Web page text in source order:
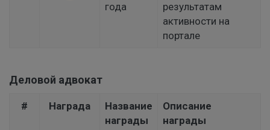
года
результатам
активности на
портале
Деловой адвокат
# Награда
Название
награды
Описание
награды